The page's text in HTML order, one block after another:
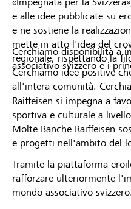
e alle idee pubblicate su
e ne sostiene la
mette in atto l'idea del
regionale, rispettando la
Cerchiamo idee positive
all'intera comunità.
Cerchiamo disponibilità a
associativo svizzero e i
Raiffeisen si impegna a
sportiva e culturale a
Molte Banche Raiffeisen
e progetti nell'ambito del
Tramite la piattaforma
rafforzare ulteriormente
mondo associativo svizzero.